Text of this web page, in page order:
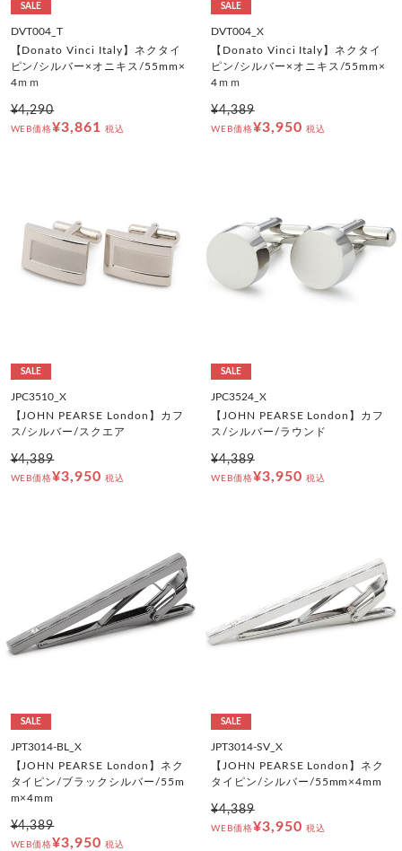
SALE
DVT004_T
【Donato Vinci Italy】ネクタイ
ピン/シルバー×オニキス/55mm×
4ｍｍ
¥4,290
WEB価格¥3,861 税込
SALE
DVT004_X
【Donato Vinci Italy】ネクタイ
ピン/シルバー×オニキス/55mm×
4ｍｍ
¥4,389
WEB価格¥3,950 税込
SALE
JPC3510_X
【JOHN PEARSE London】カフ
ス/シルバー/スクエア
¥4,389
WEB価格¥3,950 税込
SALE
JPC3524_X
【JOHN PEARSE London】カフ
ス/シルバー/ラウンド
¥4,389
WEB価格¥3,950 税込
SALE
JPT3014-BL_X
【JOHN PEARSE London】ネク
タイピン/ブラックシルバー/55m
m×4mm
¥4,389
WEB価格¥3,950 税込
SALE
JPT3014-SV_X
【JOHN PEARSE London】ネク
タイピン/シルバー/55mm×4mm
¥4,389
WEB価格¥3,950 税込